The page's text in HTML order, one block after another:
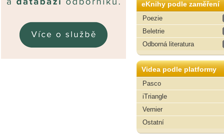
eKnihy podle zaměření
Poezie
Beletrie
Odborná literatura
Videa podle platformy
Pasco
iTriangle
Vernier
Ostatní